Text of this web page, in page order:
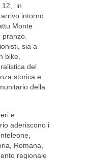
12, in
intorno
Monte
sia a
bike,
del
storica e
della
e
aderiscono i
Romana,
regionale